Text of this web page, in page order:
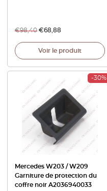
€98,40 €68,88
Voir le produit
-30%
Mercedes W203 / W209
Garniture de protection du
coffre noir A2036940033